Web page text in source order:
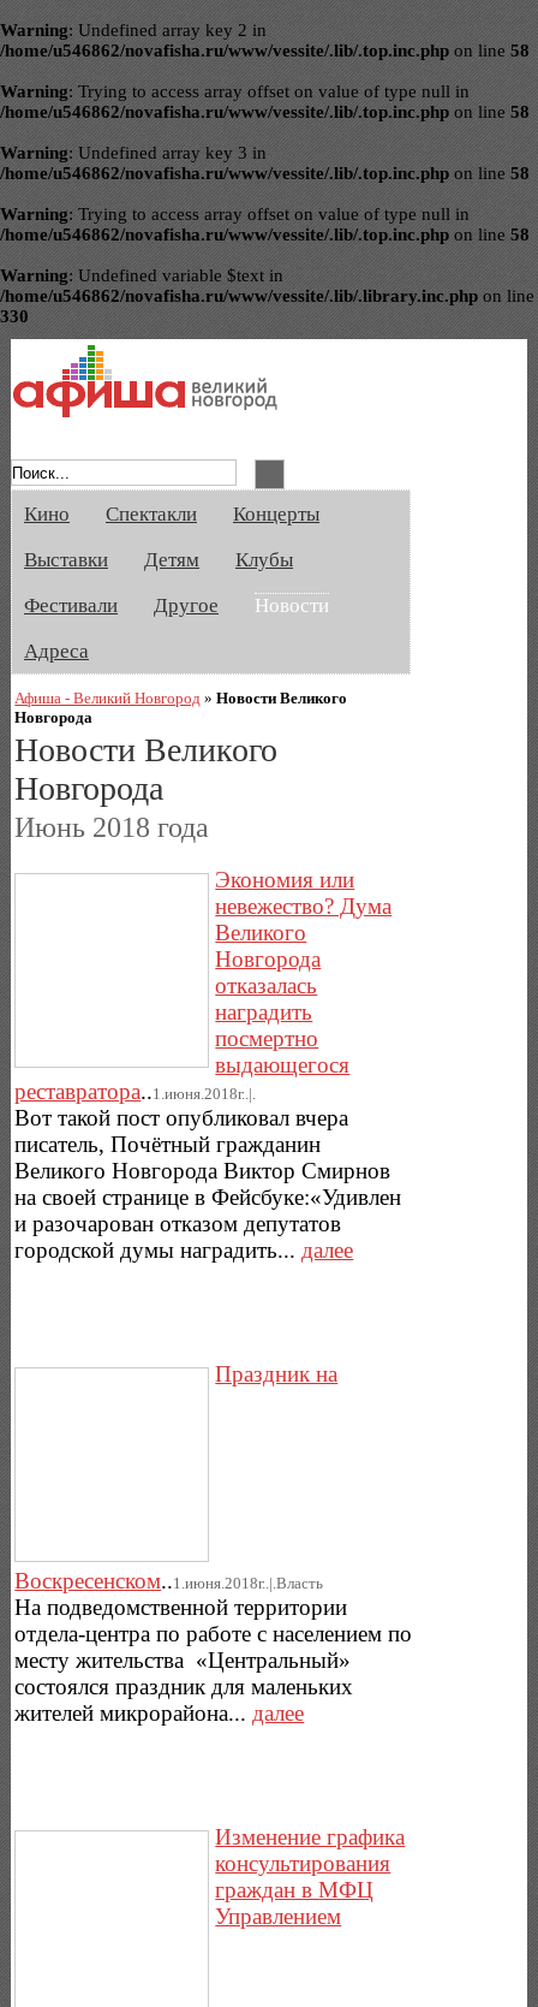
Warning: Undefined array key 2 in
/home/u546862/novafisha.ru/www/vessite/.lib/.top.inc.php on line 58
Warning: Trying to access array offset on value of type null in
/home/u546862/novafisha.ru/www/vessite/.lib/.top.inc.php on line 58
Warning: Undefined array key 3 in
/home/u546862/novafisha.ru/www/vessite/.lib/.top.inc.php on line 58
Warning: Trying to access array offset on value of type null in
/home/u546862/novafisha.ru/www/vessite/.lib/.top.inc.php on line 58
Warning: Undefined variable $text in
/home/u546862/novafisha.ru/www/vessite/.lib/.library.inc.php on line
330
Кино Спектакли
Концерты
Выставки
Детям
Клубы
Фестивали
Другое
Новости
Адреса
Афиша - Великий Новгород »Новости Великого
Новгорода
Новости Великого
Новгорода
Июнь 2018 года
Экономия или
невежество? Дума
Великого
Новгорода
отказалась
наградить
посмертно
выдающегося
реставратора..1.июня.2018г..|.
Вот такой пост опубликовал вчера
писатель, Почётный гражданин
Великого Новгорода Виктор Смирнов
на своей странице в Фейсбуке:«Удивлен
и разочарован отказом депутатов
городской думы наградить... далее
Праздник на
Воскресенском..1.июня.2018г..|.Власть
На подведомственной территории
отдела-центра по работе с населением по
месту жительства «Центральный»
состоялся праздник для маленьких
жителей микрорайона... далее
Изменение графика
консультирования
граждан в МФЦ
Управлением